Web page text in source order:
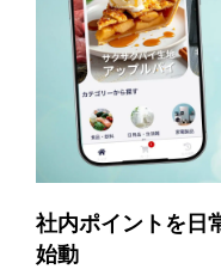
社内ポイントを日
始動